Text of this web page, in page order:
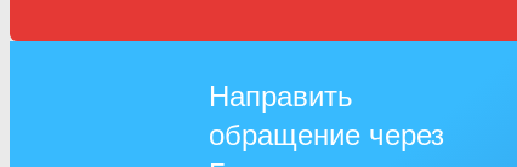
Направить
обращение через